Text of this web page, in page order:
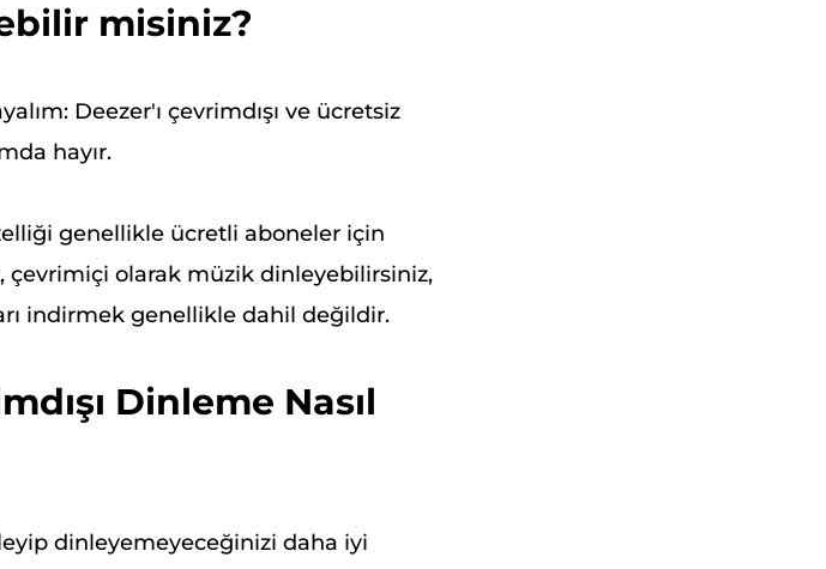
misiniz?
Deezer'ı çevrimdışı ve ücretsiz
hayır.
genellikle ücretli aboneler için
çevrimiçi olarak müzik dinleyebilirsiniz,
indirmek genellikle dahil değildir.
Dinleme Nasıl
dinleyemeyeceğinizi daha iyi